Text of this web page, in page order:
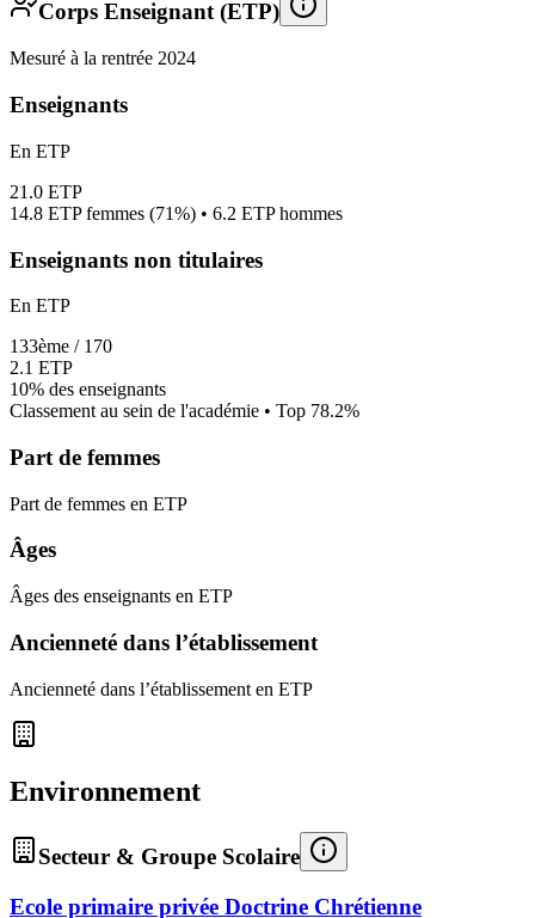
Corps Enseignant (ETP)
Mesuré à la rentrée 2024
Enseignants
En ETP
21.0 ETP
14.8 ETP femmes (71%) • 6.2 ETP hommes
Enseignants non titulaires
En ETP
133ème / 170
2.1 ETP
10% des enseignants
Classement au sein de l'académie • Top 78.2%
Part de femmes
Part de femmes en ETP
Âges
Âges des enseignants en ETP
Ancienneté dans l’établissement
Ancienneté dans l’établissement en ETP
Environnement
Secteur & Groupe Scolaire
Ecole primaire privée Doctrine Chrétienne